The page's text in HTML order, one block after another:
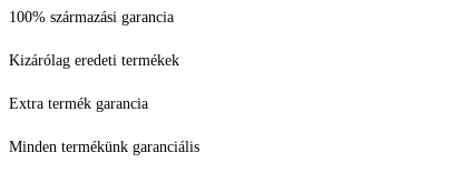
100% származási garancia
Kizárólag eredeti termékek
Extra termék garancia
Minden termékünk garanciális